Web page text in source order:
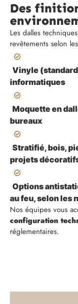
Des
Les dalles
revêtements selon
Vinyle
informatiques
Moquette en
bureaux
Stratifié, bois,
projets
Options
au feu,selon les
Nos équipes vous
configuration
réglementaires.